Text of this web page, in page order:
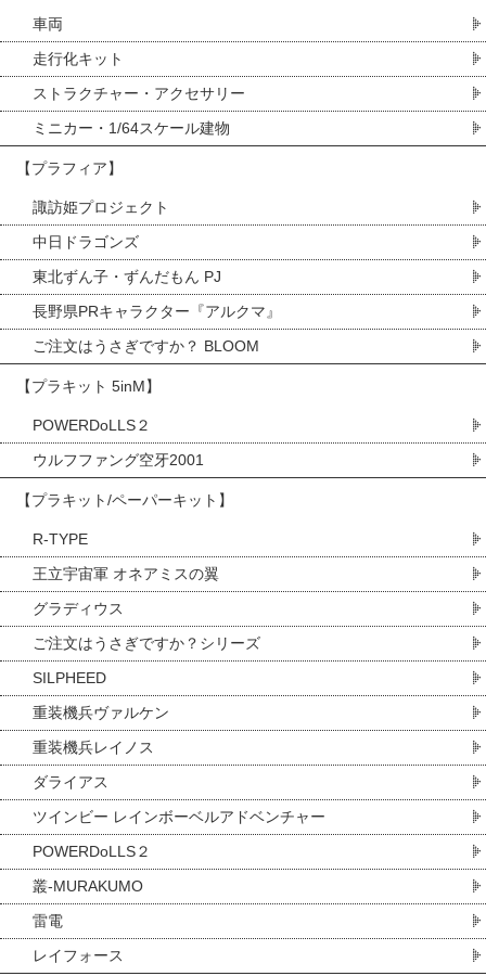
車両
走行化キット
ストラクチャー・アクセサリー
ミニカー・1/64スケール建物
【プラフィア】
諏訪姫プロジェクト
中日ドラゴンズ
東北ずん子・ずんだもん PJ
長野県PRキャラクター『アルクマ』
ご注文はうさぎですか？ BLOOM
【プラキット 5inM】
POWERDoLLS２
ウルフファング空牙2001
【プラキット/ペーパーキット】
R-TYPE
王立宇宙軍 オネアミスの翼
グラディウス
ご注文はうさぎですか？シリーズ
SILPHEED
重装機兵ヴァルケン
重装機兵レイノス
ダライアス
ツインビー レインボーベルアドベンチャー
POWERDoLLS２
叢-MURAKUMO
雷電
レイフォース